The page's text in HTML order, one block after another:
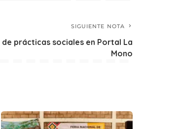
SIGUIENTE NOTA
prácticas sociales en Portal La
Mono